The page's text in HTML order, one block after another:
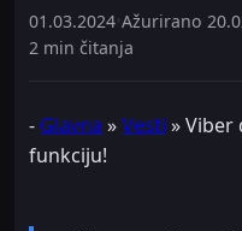
01.03.2024 Ažurirano
2 min čitanja
- Glavna »Vesti »Viber
funkciju!